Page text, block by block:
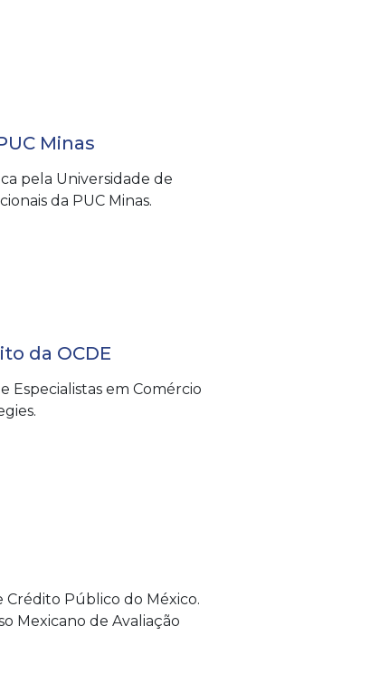
Minas
pela Universidade de
da PUC Minas.
da OCDE
Especialistas em Comércio
Crédito Público do México.
Mexicano de Avaliação